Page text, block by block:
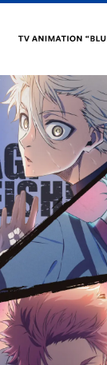
Q1. 本作品の印
Q2. 演じるキャ
えてください。